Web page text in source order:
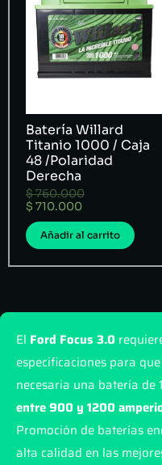
Batería Willard
Titanio 1000 / Caja
48 /Polaridad
Derecha
$760.000
$ 710.000
Añadir al carrito
El Ford Focus 3.0
especificaciones para
necesaria una batería de
entre 900 y 1200
Promoción de baterías
alta calidad en las